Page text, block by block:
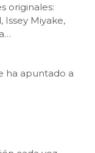
originales:
Issey Miyake,
ha apuntado a